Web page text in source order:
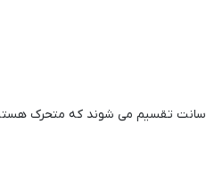
مشخص است در این سیستم شیشه ها به لت های 44 تا 55 سانت